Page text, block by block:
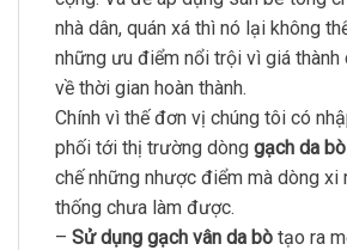
nhà dân, quán xá thì nó lại không
những ưu điểm nổi trội vì giá thành
về thời gian hoàn thành.
Chính vì thế đơn vị chúng tôi có
phối tới thị trường dòng gạch da
chế những nhược điểm mà dòng xi
thống chưa làm được.
– Sử dụng gạch vân da bò tạo ra